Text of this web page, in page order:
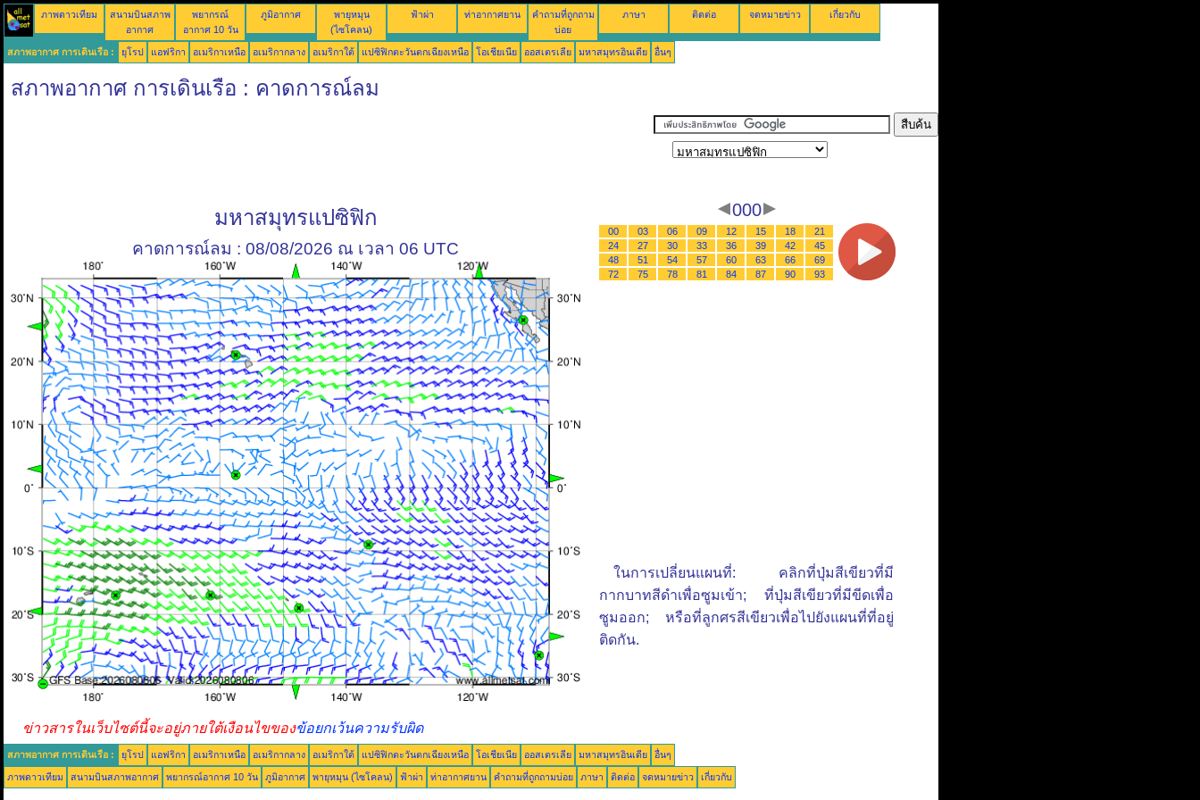
ภาพดาวเทียม
สนามบินสภาพ
อากาศ
พยากรณ์
อากาศ 10 วัน
ภูมิอากาศ
พายุหมุน
(ไซโคลน)
ฟ้าผ่า ท่าอากาศยาน
คำถามที่ถูกถาม
บ่อย
ภาษา ติดต่อ จดหมายข่าว เกี่ยวกับ
สภาพอากาศ การเดินเรือ : ยุโรป แอฟริกา อเมริกาเหนือ อเมริกากลาง อเมริกาใต้ แปซิฟิกตะวันตกเฉียงเหนือ โอเชียเนีย ออสเตรเลีย มหาสมุทรอินเดีย อื่นๆ
สภาพอากาศ การเดินเรือ : คาดการณ์ลม
มหาสมุทรแปซิฟิก
คาดการณ์ลม : 08/08/2026 ณ เวลา 06 UTC
000
00 03 06 09 12 15 18
21
24
27 30 33 36 39 42
45
48
51 54 57 60 63 66
69
72
75 78 81 84 87 90 93
ในการเปลี่ยนแผนที่: คลิกที่ปุ่มสีเขียวที่มี
กากบาทสีดำเพื่อซูมเข้า; ที่ปุ่มสีเขียวที่มีขีดเพื่อ
ซูมออก; หรือที่ลูกศรสีเขียวเพื่อไปยังแผนที่ที่อยู่
ติดกัน.
ข่าวสารในเว็บไซต์นี้จะอยู่ภายใต้เงือนไขของข้อยกเว้นความรับผิด
สภาพอากาศ การเดินเรือ : ยุโรป แอฟริกา อเมริกาเหนือ อเมริกากลาง อเมริกาใต้ แปซิฟิกตะวันตกเฉียงเหนือ โอเชียเนีย ออสเตรเลีย มหาสมุทรอินเดีย อื่นๆ
ภาพดาวเทียม สนามบินสภาพอากาศ พยากรณ์อากาศ 10 วัน ภูมิอากาศ พายุหมุน (ไซโคลน) ฟ้าผ่า ท่าอากาศยาน คำถามที่ถูกถามบ่อย ภาษา ติดต่อ จดหมายข่าว เกี่ยวกับ